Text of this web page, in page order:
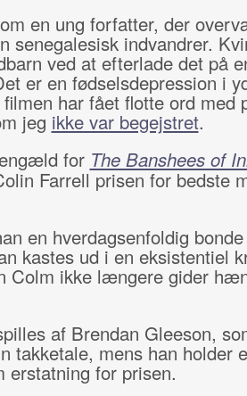
en ung forfatter, der
senegalesisk indvandrer.
ved at efterlade det på
er en fødselsdepression i
har fået flotte ord med
jeg ikke var begejstret.
for The Banshees of
Farrell prisen for bedste
en hverdagsenfoldig
kastes ud i en eksistentiel
Colm ikke længere gider
af Brendan Gleeson,
takketale, mens han holder
erstatning for prisen.